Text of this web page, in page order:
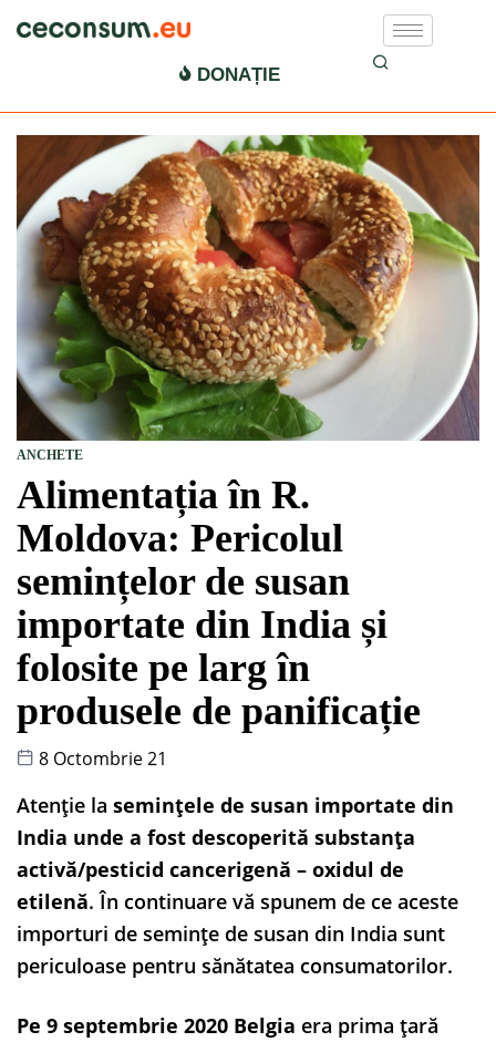
DONAȚIE
ANCHETE
Alimentația în R.
Moldova: Pericolul
semințelor de susan
importate din India și
folosite pe larg în
produsele de panificație
8 Octombrie 21
Atenție la semințele de susan importate din
India unde a fost descoperită substanța
activă/pesticid cancerigenă – oxidul de
etilenă. În continuare vă spunem de ce aceste
importuri de semințe de susan din India sunt
periculoase pentru sănătatea consumatorilor.
Pe 9 septembrie 2020 Belgia era prima țară